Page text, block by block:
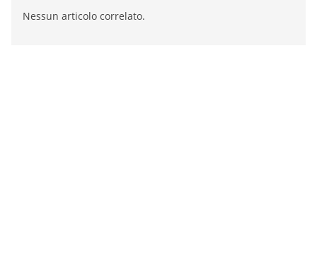
Nessun articolo correlato.